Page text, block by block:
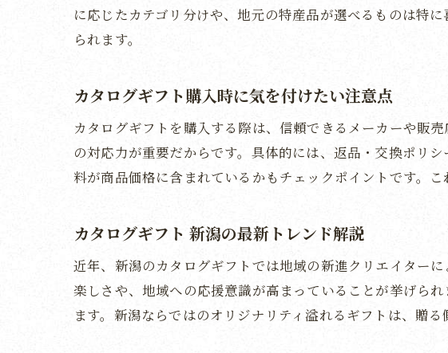
システム
カタログ
カタログ
結婚や出産祝
大切な人
ライフイ
贈る相手
カタログ
に応じたカテゴリ分けや、地元の特産品が選べるものは特
られます。
カタログギフト購入時に気を付けたい注意点
カタログギフトを購入する際は、信頼できるメーカーや販
の対応力が重要だからです。具体的には、返品・交換ポリ
料が商品価格に含まれているかもチェックポイントです。
カタログギフト 新潟の最新トレンド解説
近年、新潟のカタログギフトでは地域の新進クリエイター
楽しさや、地域への応援意識が高まっていることが挙げら
ます。新潟ならではのオリジナリティ溢れるギフトは、贈